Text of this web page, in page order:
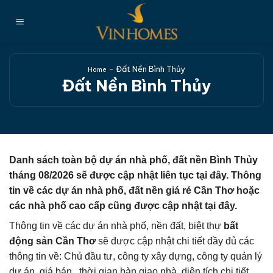
đến
dung
Home - Đất Nền Bình Thủy
Đất Nền Bình Thủy
Danh sách toàn bộ dự án nhà phố, đất nền Bình Thủy
tháng 08/2026 sẽ được cập nhật liên tục tại đây. Thông
tin về các dự án nhà phố, đất nền giá rẻ Cần Thơ hoặc
các nhà phố cao cấp cũng được cập nhật tại đây.
Thông tin về các dự án nhà phố, nền đất, biệt thự bất
động sản Cần Thơsẽ được cập nhật chi tiết đầy đủ các
thông tin về: Chủ đầu tư, công ty xây dựng, công ty quản lý